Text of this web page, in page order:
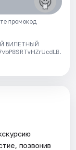
промокод
БИЛЕТНЫЙ
позвонив